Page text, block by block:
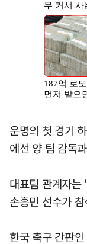
운명의 첫 경기
에선 양 팀 감독
대표팀 관계자는
손흥민 선수가
한국 축구 간판